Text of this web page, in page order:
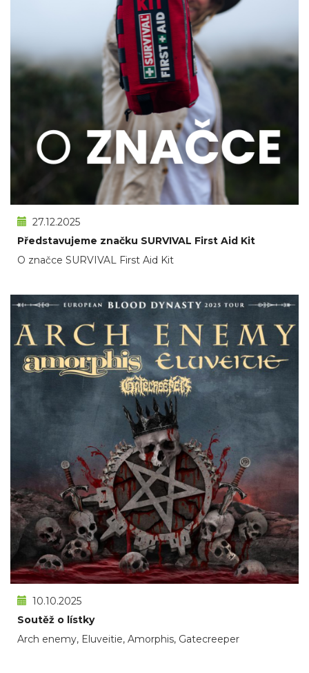
27.12.2025
Představujeme značku SURVIVAL First Aid Kit
O značce SURVIVAL First Aid Kit
10.10.2025
Soutěž o lístky
Arch enemy, Eluveitie, Amorphis, Gatecreeper